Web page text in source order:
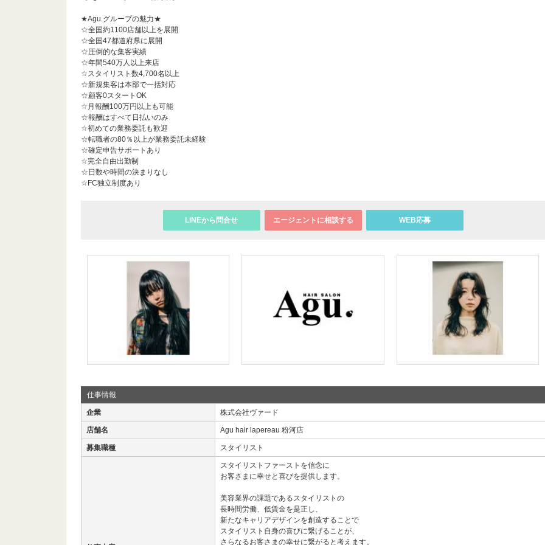
★Agu.グループの魅力★
☆全国約1100店舗以上を展開
☆全国47都道府県に展開
☆圧倒的な集客実績
☆年間540万人以上来店
☆スタイリスト数4,700名以上
☆新規集客は本部で一括対応
☆顧客0スタートOK
☆月報酬100万円以上も可能
☆報酬はすべて日払いのみ
☆初めての業務委託も歓迎
☆転職者の80％以上が業務委託未経験
☆確定申告サポートあり
☆完全自由出勤制
☆日数や時間の決まりなし
☆FC独立制度あり
LINEから問合せ エージェントに相談する WEB応募
仕事情報
企業 株式会社ヴァード
店舗名 Agu hair lapereau 粉河店
募集職種 スタイリスト
スタイリストファーストを信念に
お客さまに幸せと喜びを提供します。
美容業界の課題であるスタイリストの
長時間労働、低賃金を是正し、
新たなキャリアデザインを創造することで
スタイリスト自身の喜びに繋げることが、
さらなるお客さまの幸せに繋がると考えます。